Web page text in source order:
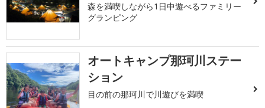
森を満喫しながら1日中遊べるファミリー
グランピング
オートキャンプ那珂川ステー
ション
目の前の那珂川で川遊びを満喫